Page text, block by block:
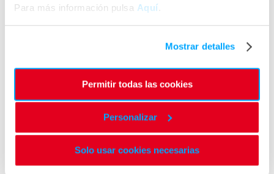
Para más información pulsa Aquí
Mostrar detalles
Permitir todas las cookies
Personalizar
Solo usar cookies necesarias